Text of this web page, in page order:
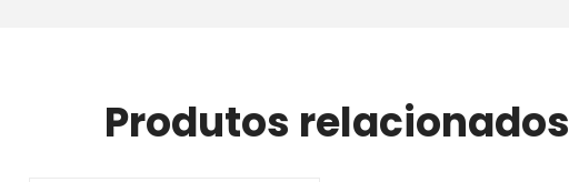
Produtos relacionados